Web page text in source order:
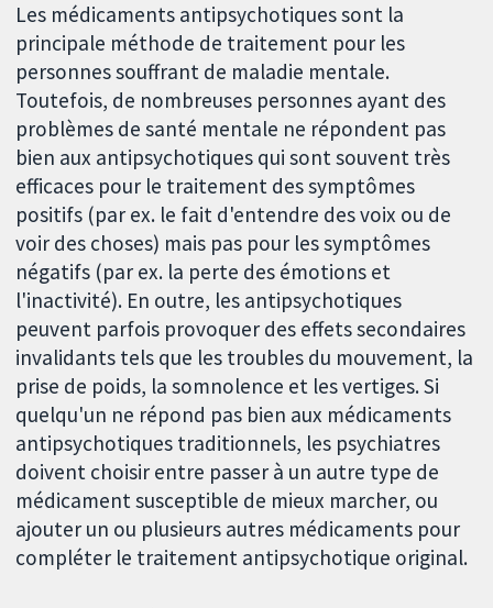
Les médicaments antipsychotiques sont la
principale méthode de traitement pour les
personnes souffrant de maladie mentale.
Toutefois, de nombreuses personnes ayant des
problèmes de santé mentale ne répondent pas
bien aux antipsychotiques qui sont souvent très
efficaces pour le traitement des symptômes
positifs (par ex. le fait d'entendre des voix ou de
voir des choses) mais pas pour les symptômes
négatifs (par ex. la perte des émotions et
l'inactivité). En outre, les antipsychotiques
peuvent parfois provoquer des effets secondaires
invalidants tels que les troubles du mouvement, la
prise de poids, la somnolence et les vertiges. Si
quelqu'un ne répond pas bien aux médicaments
antipsychotiques traditionnels, les psychiatres
doivent choisir entre passer à un autre type de
médicament susceptible de mieux marcher, ou
ajouter un ou plusieurs autres médicaments pour
compléter le traitement antipsychotique original.